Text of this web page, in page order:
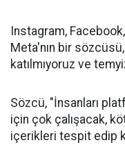
Instagram,
Meta'nın bir
katılmıyoruz ve
Sözcü, "İnsanları
için çok çalışacak,
içerikleri tespit edip